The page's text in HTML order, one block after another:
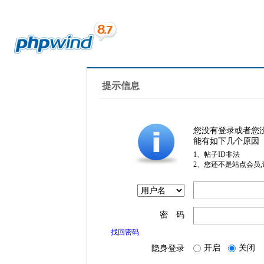
提示信息
您没有登录或者您
能有如下几个原因
1、帖子ID非法
2、您还不是站点会员
密 码
找回密码
隐身登录 开启 关闭